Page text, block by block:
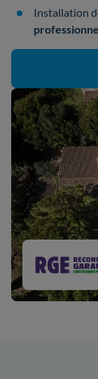
Installation